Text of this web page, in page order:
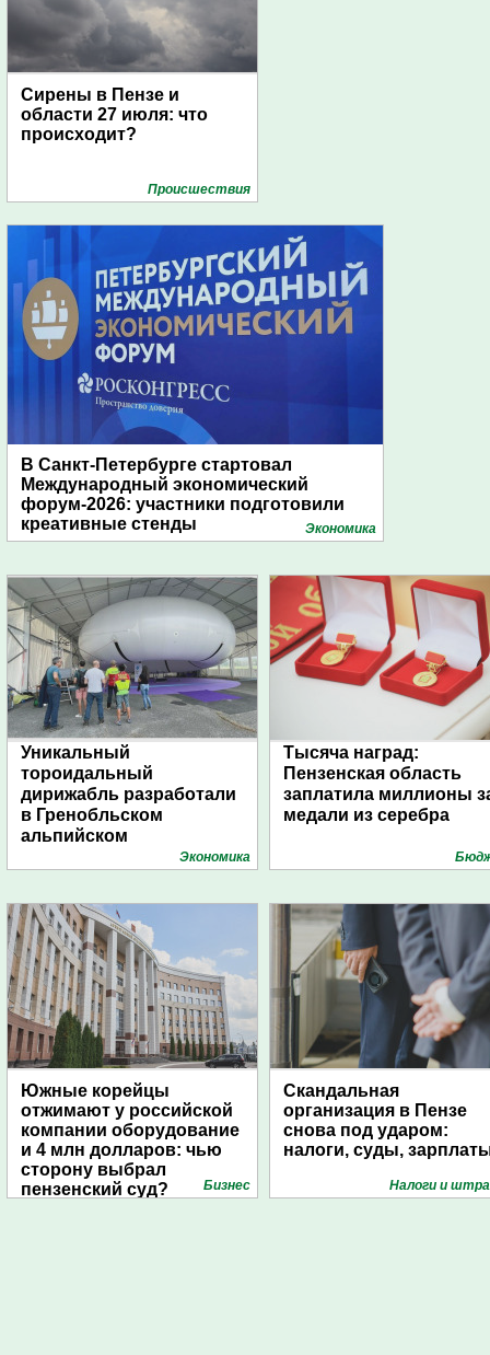
Сирены в Пензе и
области 27 июля: что
происходит?
Проиcшествия
В Санкт-Петербурге стартовал
Международный экономический
форум-2026: участники подготовили
креативные стенды
Экономика
Уникальный
тороидальный
дирижабль разработали
в Гренобльском
альпийском
Экономика
Тысяча наград:
Пензенская область
заплатила миллионы
медали из серебра
Южные корейцы
отжимают у российской
компании оборудование
и 4 млн долларов: чью
сторону выбрал
пензенский суд?
Бизнес
Скандальная
организация в Пензе
снова под ударом:
налоги, суды,
Налоги и